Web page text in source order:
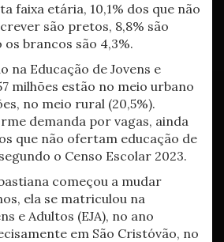
faixa etária, 10,1% dos que não
são pretos, 8,8% são
brancos são 4,3%.
na Educação de Jovens e
milhões estão no meio urbano
no meio rural (20,5%).
demanda por vagas, ainda
que não ofertam educação de
o Censo Escolar 2023.
começou a mudar
ela se matriculou na
e Adultos (EJA), no ano
em São Cristóvão, no